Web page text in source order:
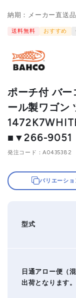
納期：メーカー直送
送料無料 おすすめ
ポーチ付 バ
ール製ワゴン
■▼266-9051
発注コード A0435382
バリエーシ
型式
日通アロー便（
出荷となります。